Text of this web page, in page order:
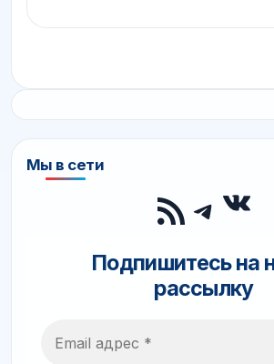
Мы в сети
RSS-лента
Подпишитесь на
рассылку